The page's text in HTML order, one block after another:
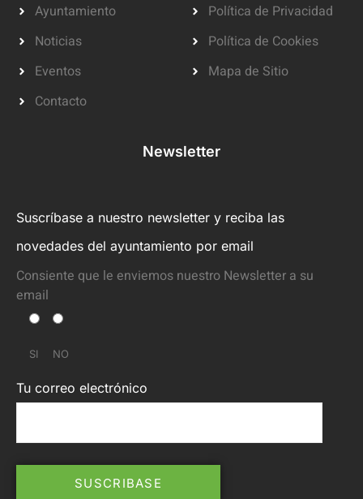
Ayuntamiento
Noticias
Eventos
Contacto
Política de Privacidad
Política de Cookies
Mapa de Sitio
Newsletter
Suscríbase a nuestro newsletter y reciba las
novedades del ayuntamiento por email
Consiente que le enviemos nuestro Newsletter a su
email
SI NO
Tu correo electrónico